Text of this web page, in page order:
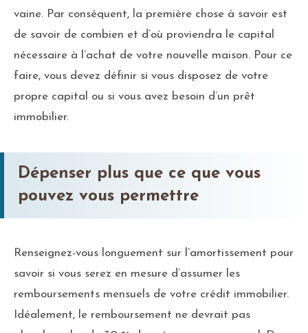
vaine. Par conséquent, la première chose à savoir est
de savoir de combien et d’où proviendra le capital
nécessaire à l’achat de votre nouvelle maison. Pour ce
faire, vous devez définir si vous disposez de votre
propre capital ou si vous avez besoin d’un prêt
immobilier.
Dépenser plus que ce que vous
pouvez vous permettre
Renseignez-vous longuement sur l’amortissement pour
savoir si vous serez en mesure d’assumer les
remboursements mensuels de votre crédit immobilier.
Idéalement, le remboursement ne devrait pas